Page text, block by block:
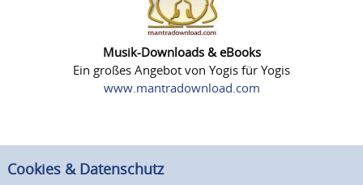
Musik-Downloads & eBooks
Ein großes Angebot von Yogis für Yogis
www.mantradownload.com
Cookies & Datenschutz